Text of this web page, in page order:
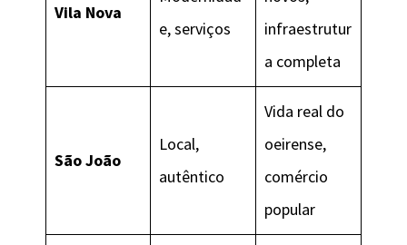
Vila Nova
e, serviços
infraestrutur
a completa
São João
Local,
autêntico
Vida real do
oeirense,
comércio
popular